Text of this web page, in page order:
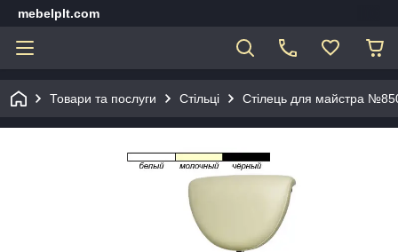
mebelplt.com
Товари та послуги Стільці Стілець для майстра